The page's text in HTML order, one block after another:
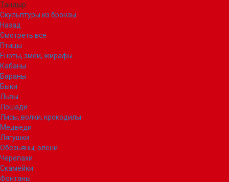
Тандыр
Скульптуры из бронзы
Назад
Смотреть все
Птицы
Еноты, змеи, жирафы
Кабаны
Бараны
Быки
Львы
Лошади
Лисы, волки, крокодилы
Медведи
Лягушки
Обезьяны, олени
Черепахи
Скамейки
Фонтаны